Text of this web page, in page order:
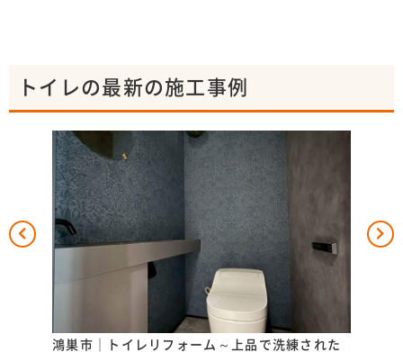
トイレの最新の施工事例
鴻巣市｜トイレリフォーム～上品で洗練された